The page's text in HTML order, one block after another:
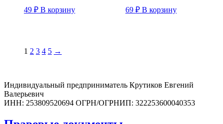
49 ₽ В корзину 69 ₽ В корзину
1 2 3 4 5 →
Индивидуальный предприниматель Крутиков Евгений
Валерьевич
ИНН: 253809520694 ОГРН/ОГРНИП: 322253600040353